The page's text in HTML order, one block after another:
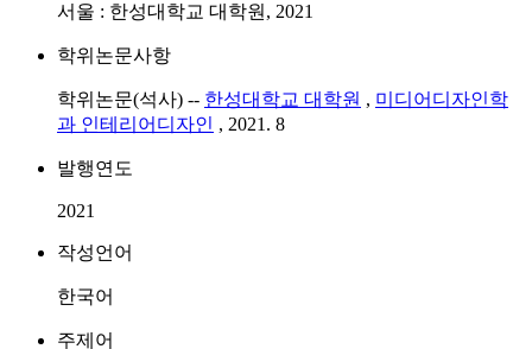
서울 : 한성대학교 대학원, 2021
학위논문사항
학위논문(석사) -- 한성대학교 대학원 , 미디어디자인학
과 인테리어디자인 , 2021. 8
발행연도
2021
작성언어
한국어
주제어